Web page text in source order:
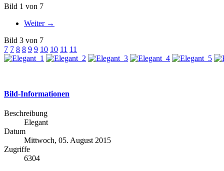
Bild 1 von 7
Weiter →
Bild 3 von 7
7 7 8 8 9 9 10 10 11 11
Bild-Informationen
Beschreibung
Elegant
Datum
Mittwoch, 05. August 2015
Zugriffe
6304